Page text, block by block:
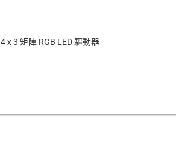
x 3 矩陣 RGB LED 驅動器